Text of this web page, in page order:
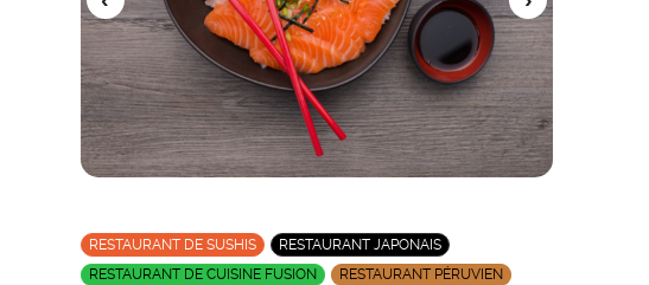
RESTAURANT DE SUSHIS
RESTAURANT JAPONAIS
RESTAURANT DE CUISINE FUSION
RESTAURANT PÉRUVIEN